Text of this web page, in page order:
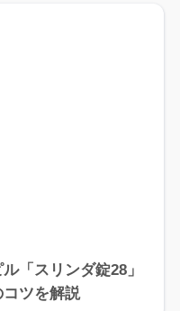
「スリンダ錠28」
ツを解説